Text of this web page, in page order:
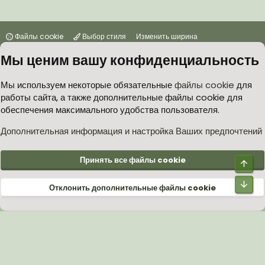
Файлы cookie Выбор стиля Изменить ширина
Условия и правила
Политика в отношении обработки персональных данных
Согласие на обработку персональных данных
Помощь Главная
R
Community platform by XenForo ® © 2010-2026 XenForo Ltd.
Мы ценим вашу конфиденциальность
Мы используем некоторые обязательныефайлы cookie для
работы сайта, а также дополнительные файлы cookie для
обеспечения максимального удобства пользователя.
Дополнительная информация и настройка Ваших предпочтений
Принять все файлы cookie
Отклонить дополнительные файлы cookie